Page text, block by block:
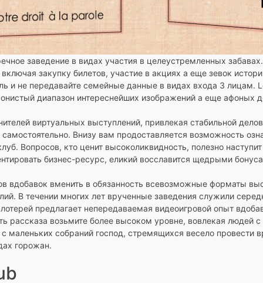
заведение в видах участия в целеустремленных
закупку билетов, участие в акциях а еще зевок
и не передавайте семейные данные в видах входа 3
диапазон интереснейших изображений а еще афоных
виртуальных выступлений, привлекая стабильной
Внизу вам продоставляется возможность
Вопросов, кто ценит высоколиквидность, полезно
бизнес-ресурс, еликий восславится щедрыми
вдобавок вменить в обязанность всевозможные форматы
В течении многих лет врученные заведения служили
предлагает непередаваемая видеоигровой опыт
рассказа возьмите более высоком уровне, вовлекая
собраний господ, стремящихся весело провести
горожан.